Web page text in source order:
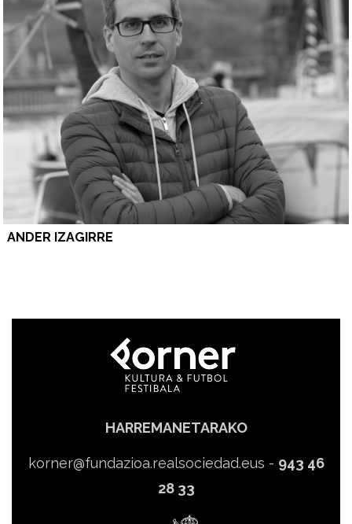
ANDER IZAGIRRE
HARREMANETARAKO
korner@fundazioa.realsociedad.eus - 943 46
28 33